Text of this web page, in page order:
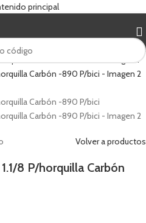
principal
Volver a productos
8 P/horquilla Carbón